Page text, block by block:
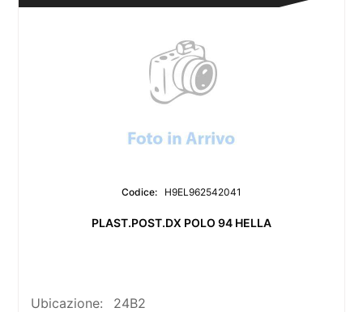
Codice: H9EL962542041
PLAST.POST.DX POLO 94 HELLA
Ubicazione: 24B2